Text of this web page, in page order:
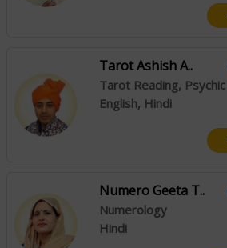
Tarot Ashish A..
English, Hindi
Numero Geeta T..
Numerology
Hindi